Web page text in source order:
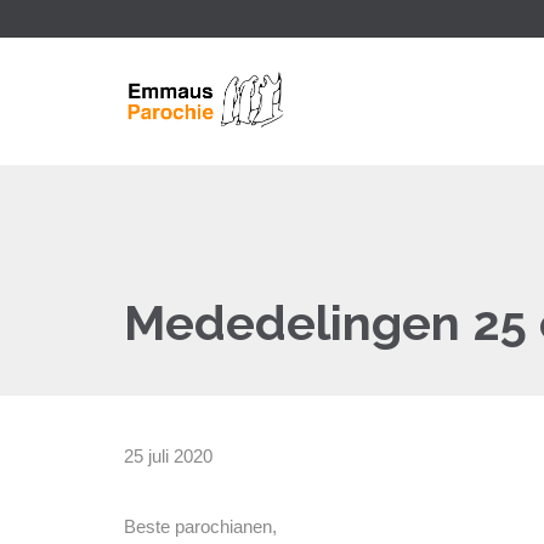
Mededelingen 25
25 juli 2020
Beste parochianen,